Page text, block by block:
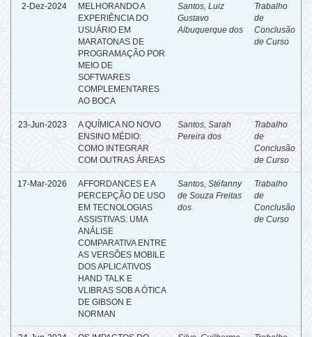
2-Dez-2024
MELHORANDO A
EXPERIÊNCIA DO
USUÁRIO EM
MARATONAS DE
PROGRAMAÇÃO POR
MEIO DE
SOFTWARES
COMPLEMENTARES
AO BOCA
Santos, Luiz
Gustavo
Albuquerque dos
Trabalho
de
Conclusão
de Curso
23-Jun-2023
A QUÍMICA NO NOVO
ENSINO MÉDIO:
COMO INTEGRAR
COM OUTRAS ÁREAS
Santos, Sarah
Pereira dos
Trabalho
de
Conclusão
de Curso
17-Mar-2026
AFFORDANCES E A
PERCEPÇÃO DE USO
EM TECNOLOGIAS
ASSISTIVAS: UMA
ANÁLISE
COMPARATIVA ENTRE
AS VERSÕES MOBILE
DOS APLICATIVOS
HAND TALK E
VLIBRAS SOB A ÓTICA
DE GIBSON E
NORMAN
Santos, Stéfanny
de Souza Freitas
dos
Trabalho
de
Conclusão
de Curso